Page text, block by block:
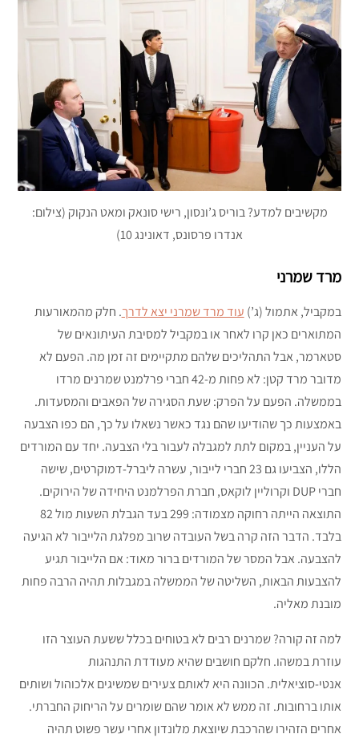
מקשיבים למדע? בוריס ג’ונסון, רישי סונאק ומאט הנקוק (צילום:
אנדרו פרסונס, דאונינג 10)
מרד שמרני
במקביל, אתמול (ג’) עוד מרד שמרני יצא לדרך. חלק מהמאורעות
המתוארים כאן קרו לאחר או במקביל למסיבת העיתונאים של
סטארמר, אבל התהליכים שלהם מתקיימים זה זמן מה. הפעם לא
מדובר מרד קטן: לא פחות מ-42 חברי פרלמנט שמרנים מרדו
בממשלה. הפעם על הפרק: שעת הסגירה של הפאבים והמסעדות.
באמצעות כך שהודיעו שהם נגד כאשר נשאלו על כך, הם כפו הצבעה
על העניין, במקום לתת למגבלה לעבור בלי הצבעה. יחד עם המורדים
הללו, הצביעו גם 23 חברי לייבור, עשרה ליברל-דמוקרטים, שישה
חברי DUP וקרוליין לוקאס, חברת הפרלמנט היחידה של הירוקים.
התוצאה הייתה רחוקה מצמודה: 299 בעד הגבלת השעות מול 82
בלבד. הדבר הזה קרה בשל העובדה שרוב מפלגת הלייבור לא הגיעה
להצבעה. אבל המסר של המורדים ברור מאוד: אם הלייבור תגיע
להצבעות הבאות, השליטה של הממשלה במגבלות תהיה הרבה פחות
מובנת מאליה.
למה זה קורה? שמרנים רבים לא בטוחים בכלל ששעת העוצר הזו
עוזרת במשהו. חלקם חושבים שהיא מעודדת התנהגות
אנטי-סוציאלית. הכוונה היא לאותם צעירים שמשיגים אלכוהול ושותים
אותו ברחובות. זה ממש לא אומר שהם שומרים על הריחוק החברתי.
אחרים הזהירו שהרכבת שיוצאת מלונדון אחרי עשר פשוט תהיה